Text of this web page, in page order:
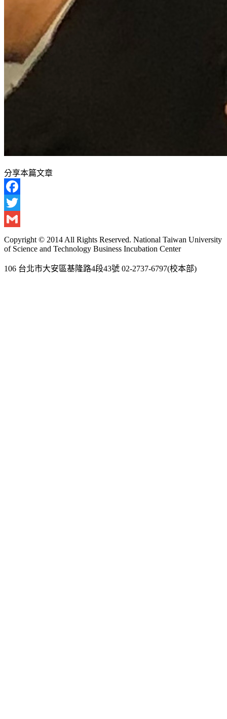
分享本篇文章
Facebook
Twitter
Gmail
Copyright © 2014 All Rights Reserved. National Taiwan University
of Science and Technology Business Incubation Center
106 台北市大安區基隆路4段43號 02-2737-6797(校本部)